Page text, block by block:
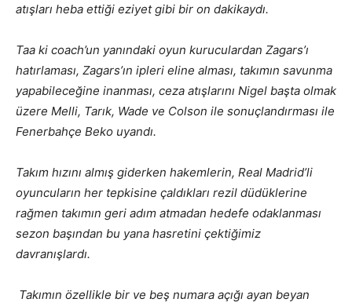
atışları heba ettiği eziyet gibi bir on dakikaydı.
Taa ki coach’un yanındaki oyun kuruculardan Zagars’ı
hatırlaması, Zagars’ın ipleri eline alması, takımın savunma
yapabileceğine inanması, ceza atışlarını Nigel başta olmak
üzere Melli, Tarık, Wade ve Colson ile sonuçlandırması ile
Fenerbahçe Beko uyandı.
Takım hızını almış giderken hakemlerin, Real Madrid’li
oyuncuların her tepkisine çaldıkları rezil düdüklerine
rağmen takımın geri adım atmadan hedefe odaklanması
sezon başından bu yana hasretini çektiğimiz
davranışlardı.
Takımın özellikle bir ve beş numara açığı ayan beyan